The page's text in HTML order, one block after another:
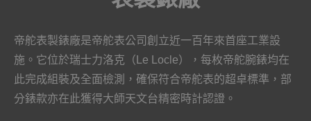
帝舵表製錶廠是帝舵表公司創立近一百年來首座工業設
施。它位於瑞士力洛克（Le Locle），每枚帝舵腕錶均在
此完成組裝及全面檢測，確保符合帝舵表的超卓標準，部
分錶款亦在此獲得大師天文台精密時計認證。